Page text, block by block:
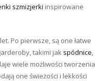
szmizjerki inspirowane
Po pierwsze, są one łatwe
takimi jak spódnice
wiele możliwości tworzenia
one świeżości i lekkości